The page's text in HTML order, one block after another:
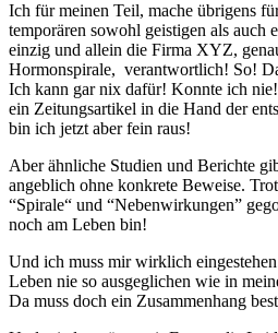
Ich für meinen Teil, mache übrigens
temporären sowohl geistigen als auch
einzig und allein die Firma XYZ,
Hormonspirale, verantwortlich! So!
Ich kann gar nix dafür! Konnte ich
ein Zeitungsartikel in die Hand der
bin ich jetzt aber fein raus!
Aber ähnliche Studien und Berichte
angeblich ohne konkrete Beweise.
“Spirale“ und “Nebenwirkungen”
noch am Leben bin!
Und ich muss mir wirklich
Leben nie so ausgeglichen wie in
Da muss doch ein Zusammenhang